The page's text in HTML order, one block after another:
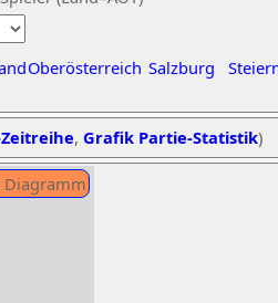
Oberösterreich Salzburg
, Grafik Partie-Statistik)